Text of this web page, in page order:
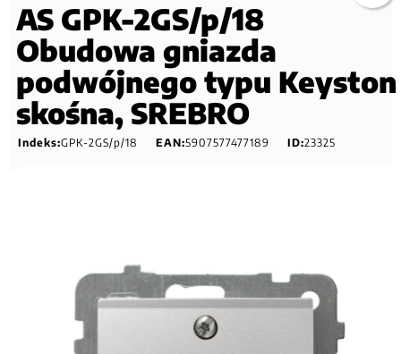
AS GPK-2GS/p/18
Obudowa gniazda
podwójnego typu Keyston
skośna, SREBRO
Indeks:GPK-2GS/p/18 EAN:5907577477189 ID:23325